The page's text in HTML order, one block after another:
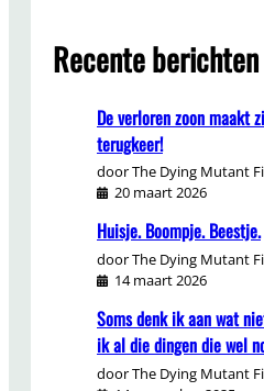
Recente berichten
De verloren zoon maakt
terugkeer!
door The Dying Mutant
20 maart 2026
Huisje. Boompje. Beestje.
door The Dying Mutant
14 maart 2026
Soms denk ik aan wat
ik al die dingen die wel
door The Dying Mutant